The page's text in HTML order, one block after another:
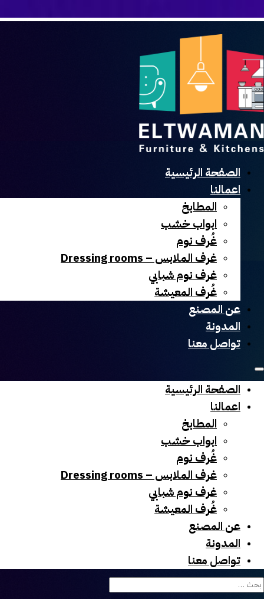
الصفحة الرئيسية
اعمالنا
المطابخ
ابواب خشب
غُرف نوم
غرف الملابس – Dressing rooms
غرف نوم شبابي
غُرف المعيشة
عن المصنع
المدونة
تواصل معنا
الصفحة الرئيسية
اعمالنا
المطابخ
ابواب خشب
غُرف نوم
غرف الملابس – Dressing rooms
غرف نوم شبابي
غُرف المعيشة
عن المصنع
المدونة
تواصل معنا